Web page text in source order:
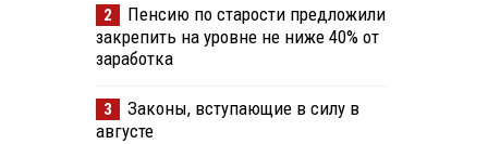
2
Пенсию по старости предложили
закрепить на уровне не ниже 40% от
заработка
3
Законы, вступающие в силу в
августе